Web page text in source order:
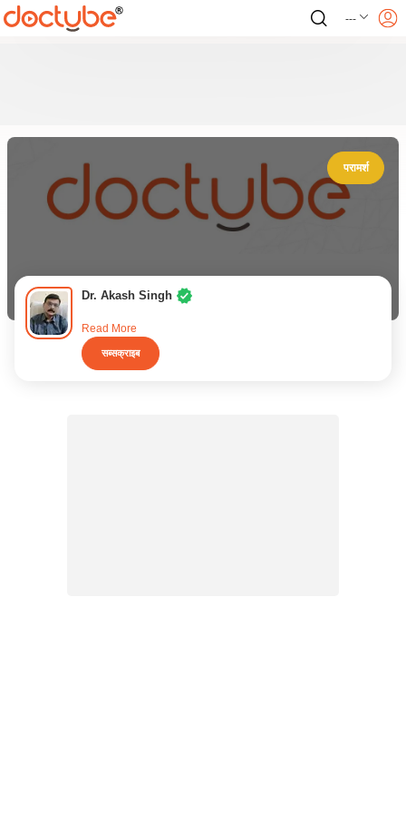
---
परामर्श
Dr. Akash Singh
Read More
सब्सक्राइब